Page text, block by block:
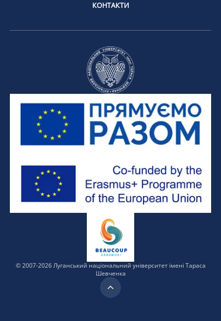
КОНТАКТИ
© 2007-2026 Луганський національний університет імені Тараса
Шевченка